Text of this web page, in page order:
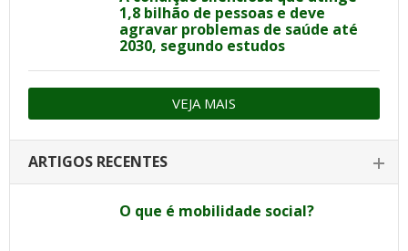
1,8 bilhão de pessoas e deve
agravar problemas de saúde até
2030, segundo estudos
VEJA MAIS
ARTIGOS RECENTES
O que é mobilidade social?